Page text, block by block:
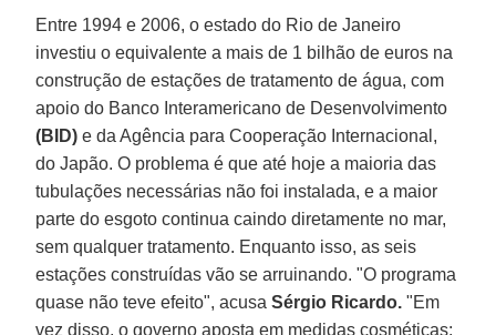
Entre 1994 e 2006, o estado do Rio de Janeiro
investiu o equivalente a mais de 1 bilhão de euros na
construção de estações de tratamento de água, com
apoio do Banco Interamericano de Desenvolvimento
(BID) e da Agência para Cooperação Internacional,
do Japão. O problema é que até hoje a maioria das
tubulações necessárias não foi instalada, e a maior
parte do esgoto continua caindo diretamente no mar,
sem qualquer tratamento. Enquanto isso, as seis
estações construídas vão se arruinando. "O programa
quase não teve efeito", acusaSérgio Ricardo. "Em
vez disso, o governo aposta em medidas cosméticas: